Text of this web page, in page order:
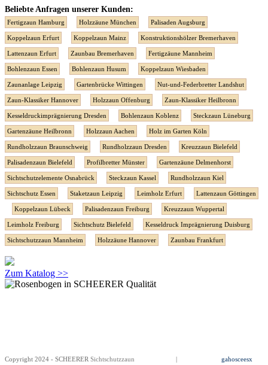
Beliebte Anfragen unserer Kunden:
Fertigzaun Hamburg Holzzäune München Palisaden Augsburg
Koppelzaun Erfurt Koppelzaun Mainz Konstruktionshölzer Bremerhaven
Lattenzaun Erfurt Zaunbau Bremerhaven Fertigzäune Mannheim
Bohlenzaun Essen Bohlenzaun Husum Koppelzaun Wiesbaden
Zaunanlage Leipzig Gartenbrücke Wittingen Nut-und-Federbretter Landshut
Zaun-Klassiker Hannover Holzzaun Offenburg Zaun-Klassiker Heilbronn
Kesseldruckimprägnierung Dresden Bohlenzaun Koblenz Steckzaun Lüneburg
Gartenzäune Heilbronn Holzzaun Aachen Holz im Garten Köln
Rundholzzaun Braunschweig Rundholzzaun Dresden Kreuzzaun Bielefeld
Palisadenzaun Bielefeld Profilbretter Münster Gartenzäune Delmenhorst
Sichtschutzelemente Osnabrück Steckzaun Kassel Rundholzzaun Kiel
Sichtschutz Essen Staketzaun Leipzig Leimholz Erfurt Lattenzaun Göttingen
Koppelzaun Lübeck Palisadenzaun Freiburg Kreuzzaun Wuppertal
Leimholz Freiburg Sichtschutz Bielefeld Kesseldruck Imprägnierung Duisburg
Sichtschutzzaun Mannheim Holzzäune Hannover Zaunbau Frankfurt
Zum Katalog >>
Copyright 2024 - SCHEERER Sichtschutzzaun | gahosceesx